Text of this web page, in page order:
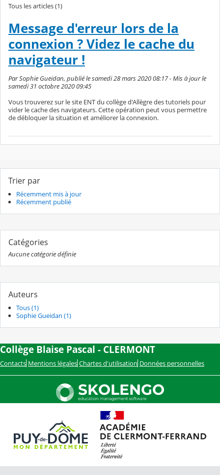
Tous les articles (1)
Message d'erreur lors de la
connexion ? Videz le cache du
navigateur !
Par Sophie Gueidan, publié le samedi 28 mars 2020 08:17 - Mis à jour le
samedi 31 octobre 2020 09:45
Vous trouverez sur le site ENT du collège d'Allègre des tutoriels pour
vider le cache des navigateurs. Cette opération peut vous permettre
de débloquer la situation et améliorer la connexion.
Trier par
Récemment mis à jour
Récemment publié
Catégories
Aucune catégorie définie
Auteurs
Tous (1)
Sophie Gueidan (1)
Collège Blaise Pascal - CLERMONT
Contacts Mentions légales Chartes d'utilisation Données personnelles